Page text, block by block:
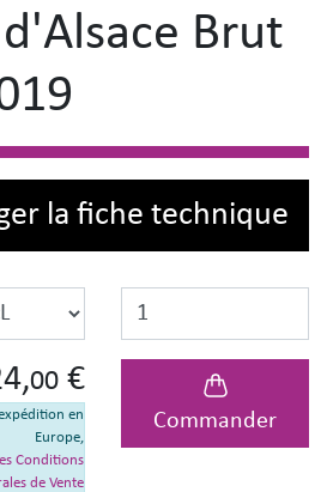
Brut
la fiche technique
00 €
en
Europe,
Conditions
de Vente
Commander